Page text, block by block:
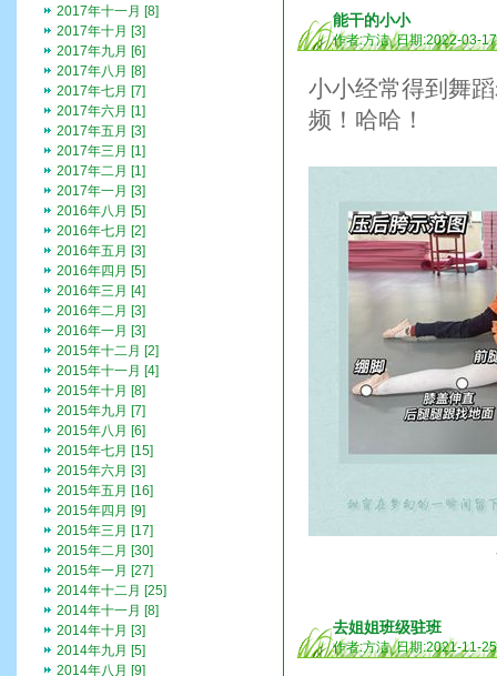
能干的小小
作者:方洁 日期:2022-03-17
小小经常得到舞
频！哈哈！
去姐姐班级驻班
作者:方洁 日期:2021-11-25
2017年十一月 [8]
2017年十月 [3]
2017年九月 [6]
2017年八月 [8]
2017年七月 [7]
2017年六月 [1]
2017年五月 [3]
2017年三月 [1]
2017年二月 [1]
2017年一月 [3]
2016年八月 [5]
2016年七月 [2]
2016年五月 [3]
2016年四月 [5]
2016年三月 [4]
2016年二月 [3]
2016年一月 [3]
2015年十二月 [2]
2015年十一月 [4]
2015年十月 [8]
2015年九月 [7]
2015年八月 [6]
2015年七月 [15]
2015年六月 [3]
2015年五月 [16]
2015年四月 [9]
2015年三月 [17]
2015年二月 [30]
2015年一月 [27]
2014年十二月 [25]
2014年十一月 [8]
2014年十月 [3]
2014年九月 [5]
2014年八月 [9]